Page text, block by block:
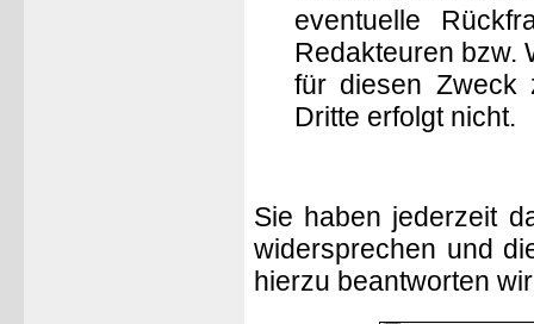
eventuelle
Redakteuren bzw.
für diesen Zweck
Dritte erfolgt nicht.
Sie haben jederzeit
widersprechen und
hierzu beantworten